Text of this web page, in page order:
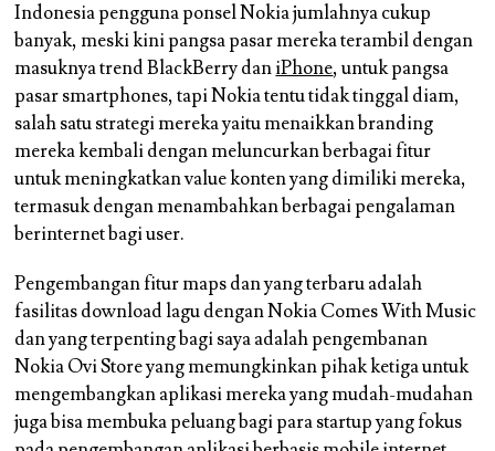
Indonesia pengguna ponsel Nokia jumlahnya cukup
banyak, meski kini pangsa pasar mereka terambil dengan
masuknya trend BlackBerry daniPhone, untuk pangsa
pasar smartphones, tapi Nokia tentu tidak tinggal diam,
salah satu strategi mereka yaitu menaikkan branding
mereka kembali dengan meluncurkan berbagai fitur
untuk meningkatkan value konten yang dimiliki mereka,
termasuk dengan menambahkan berbagai pengalaman
berinternet bagi user.
Pengembangan fitur maps dan yang terbaru adalah
fasilitas download lagu dengan Nokia Comes With Music
dan yang terpenting bagi saya adalah pengembanan
Nokia Ovi Store yang memungkinkan pihak ketiga untuk
mengembangkan aplikasi mereka yang mudah-mudahan
juga bisa membuka peluang bagi para startup yang fokus